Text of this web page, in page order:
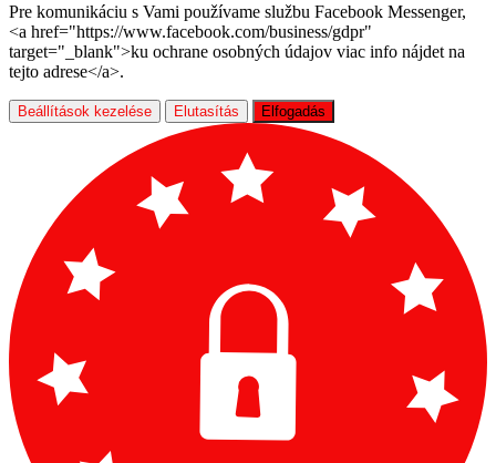
Pre komunikáciu s Vami používame službu Facebook Messenger,
<a href="https://www.facebook.com/business/gdpr"
target="_blank">ku ochrane osobných údajov viac info nájdet na
tejto adrese</a>.
Beállítások kezelése Elutasítás Elfogadás